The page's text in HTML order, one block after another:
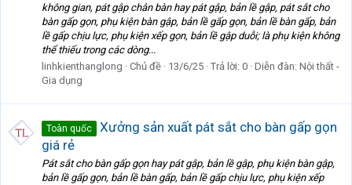
không gian, pát gập chân bàn hay pát gập, bản lề gập, pát sắt cho
bàn gấp gọn, phụ kiện bàn gập, bản lề gấp gọn, bản lề bàn gấp, bản
lề gấp chịu lực, phụ kiện xếp gọn, bản lề gập duỗi; là phụ kiện không
thể thiếu trong các dòng...
linhkienthanglong
Chủ đề 13/6/25 Trả lời: 0 Diễn đàn: Nội thất -
Gia dụng
Toàn quốc
Xưởng sản xuất pát sắt cho bàn gấp gọn
giá rẻ
Pát sắt cho bàn gấp gọn hay pát gập, bản lề gập, phụ kiện bàn gập,
bản lề gấp gọn, bản lề bàn gấp, bản lề gấp chịu lực, phụ kiện xếp